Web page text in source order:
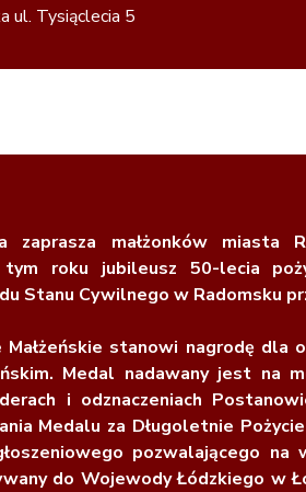
ul. Tysiąclecia 5
zaprasza małżonków miasta
roku jubileusz 50-lecia
Stanu Cywilnego w Radomsku
stanowi nagrodę dla
Medal nadawany jest na
i odznaczeniach
Medalu za Długoletnie
pozwalającego na
do Wojewody Łódzkiego w